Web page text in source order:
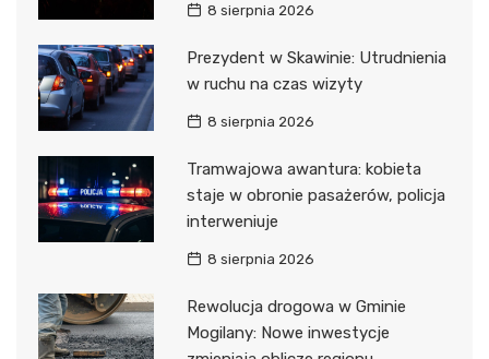
8 sierpnia 2026
Prezydent w Skawinie: Utrudnienia
w ruchu na czas wizyty
8 sierpnia 2026
Tramwajowa awantura: kobieta
staje w obronie pasażerów, policja
interweniuje
8 sierpnia 2026
Rewolucja drogowa w Gminie
Mogilany: Nowe inwestycje